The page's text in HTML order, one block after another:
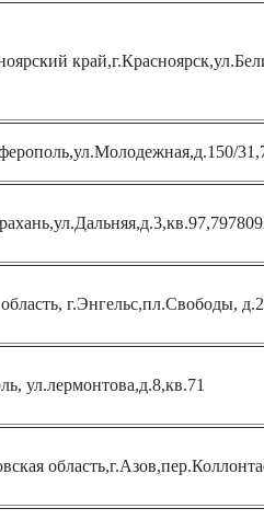
г.Энгельс,пл.Свободы,
ул.лермонтова,д.8,кв.71